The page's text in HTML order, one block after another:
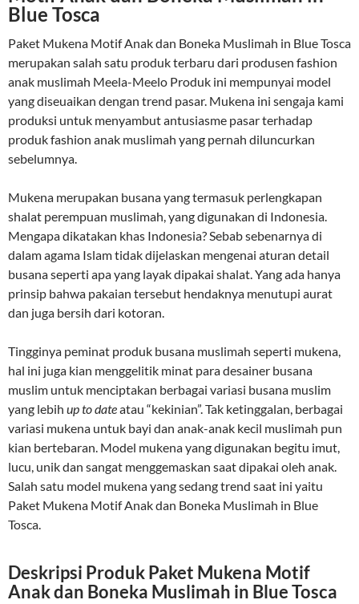
Blue Tosca
Paket Mukena Motif Anak dan Boneka Muslimah in Blue Tosca
merupakan salah satu produk terbaru dari produsen fashion
anak muslimah Meela-Meelo Produk ini mempunyai model
yang diseuaikan dengan trend pasar. Mukena ini sengaja kami
produksi untuk menyambut antusiasme pasar terhadap
produk fashion anak muslimah yang pernah diluncurkan
sebelumnya.
Mukena merupakan busana yang termasuk perlengkapan
shalat perempuan muslimah, yang digunakan di Indonesia.
Mengapa dikatakan khas Indonesia? Sebab sebenarnya di
dalam agama Islam tidak dijelaskan mengenai aturan detail
busana seperti apa yang layak dipakai shalat. Yang ada hanya
prinsip bahwa pakaian tersebut hendaknya menutupi aurat
dan juga bersih dari kotoran.
Tingginya peminat produk busana muslimah seperti mukena,
hal ini juga kian menggelitik minat para desainer busana
muslim untuk menciptakan berbagai variasi busana muslim
yang lebih up to dateatau “kekinian”. Tak ketinggalan, berbagai
variasi mukena untuk bayi dan anak-anak kecil muslimah pun
kian bertebaran. Model mukena yang digunakan begitu imut,
lucu, unik dan sangat menggemaskan saat dipakai oleh anak.
Salah satu model mukena yang sedang trend saat ini yaitu
Paket Mukena Motif Anak dan Boneka Muslimah in Blue
Tosca.
Deskripsi Produk Paket Mukena Motif
Anak dan Boneka Muslimah in Blue Tosca